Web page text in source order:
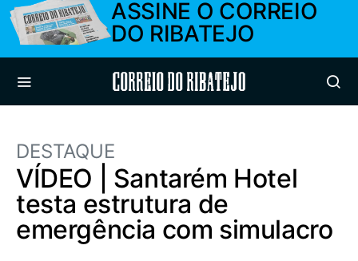
ASSINE O CORREIO
DO RIBATEJO
Correio do Ribatejo
DESTAQUE
VÍDEO | Santarém Hotel
testa estrutura de
emergência com simulacro